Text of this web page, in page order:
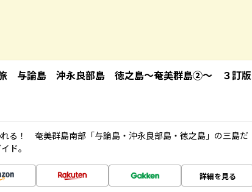
与論島 沖永良部島 徳之島～奄美群島②～ ３訂版
る！ 奄美群島南部「与論島・沖永良部島・徳之島」の三島だ
ド。
詳細を見る